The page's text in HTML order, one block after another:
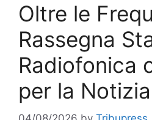
Oltre le
Rassegna
Radiofonica
per la